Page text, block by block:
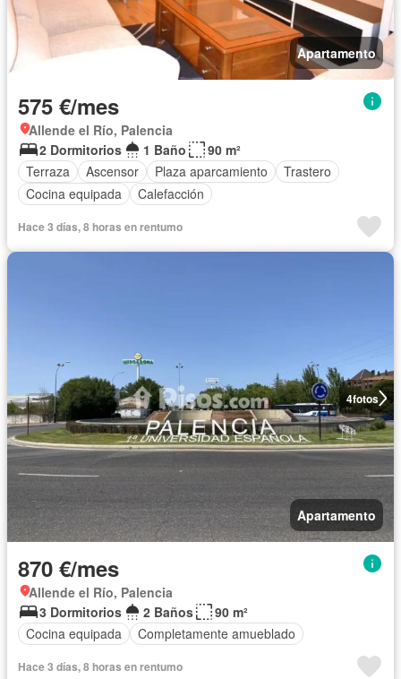
Apartamento
575 €/mes
Allende el Río, Palencia
2 Dormitorios
1 Baño
90 m²
Terraza
Ascensor Plaza aparcamiento
Trastero
Cocina equipada
Calefacción
Hace 3 días, 8 horas en rentumo
4fotos
Apartamento
870 €/mes
Allende el Río, Palencia
3 Dormitorios
2 Baños
90 m²
Cocina equipada
Completamente amueblado
Hace 3 días, 8 horas en rentumo